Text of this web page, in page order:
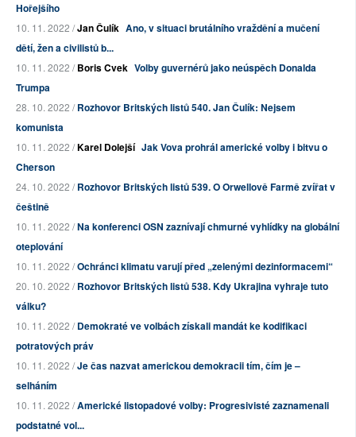
Hořejšího
10. 11. 2022 /Jan Čulík Ano, v situaci brutálního vraždění a mučení
dětí, žen a civilistů b...
10. 11. 2022 /Boris Cvek Volby guvernérů jako neúspěch Donalda
Trumpa
28. 10. 2022 /Rozhovor Britských listů 540. Jan Čulík: Nejsem
komunista
10. 11. 2022 /Karel Dolejší Jak Vova prohrál americké volby i bitvu o
Cherson
24. 10. 2022 /Rozhovor Britských listů 539. O Orwellově Farmě zvířat v
češtině
10. 11. 2022 /Na konferenci OSN zaznívají chmurné vyhlídky na globální
oteplování
10. 11. 2022 /Ochránci klimatu varují před „zelenými dezinformacemi“
20. 10. 2022 /Rozhovor Britských listů 538. Kdy Ukrajina vyhraje tuto
válku?
10. 11. 2022 /Demokraté ve volbách získali mandát ke kodifikaci
potratových práv
10. 11. 2022 /Je čas nazvat americkou demokracii tím, čím je –
selháním
10. 11. 2022 /Americké listopadové volby: Progresivisté zaznamenali
podstatné vol...